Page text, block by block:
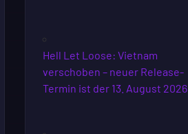
Hell Let Loose: Vietnam
verschoben – neuer Release-
Termin ist der 13. August 2026